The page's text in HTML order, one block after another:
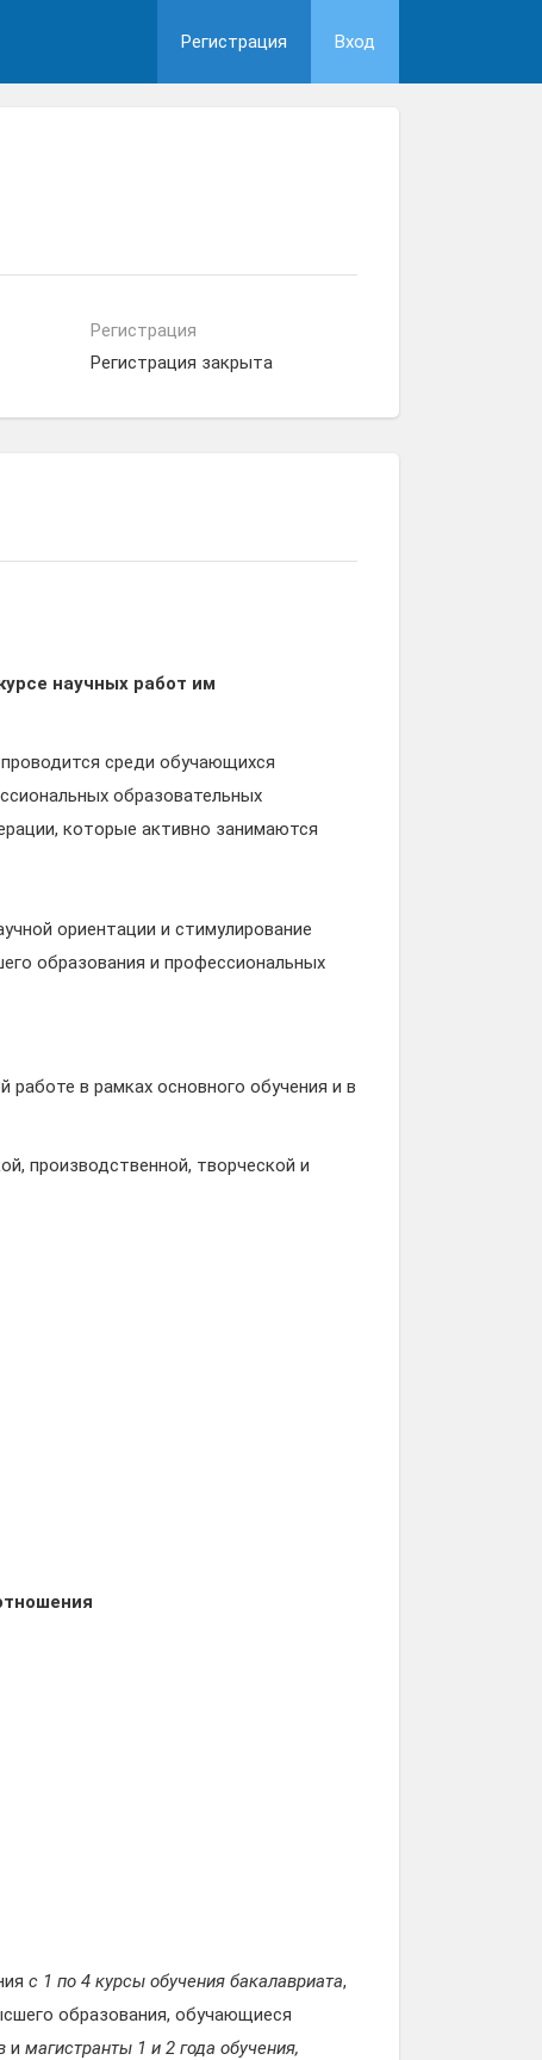
Регистрация Вход
Регистрация
Регистрация закрыта
научных работ им
среди обучающихся
образовательных
которые активно занимаются
ориентации и стимулирование
образования и профессиональных
в рамках основного обучения и в
производственной, творческой и
с 1 по 4 курсы обучения бакалавриата,
образования, обучающиеся
и магистранты 1 и 2 года обучения,